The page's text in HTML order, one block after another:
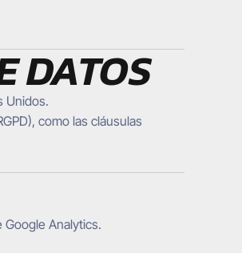
DATOS
Unidos.
como las cláusulas
Analytics.